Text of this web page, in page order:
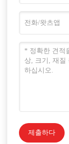
제출하다